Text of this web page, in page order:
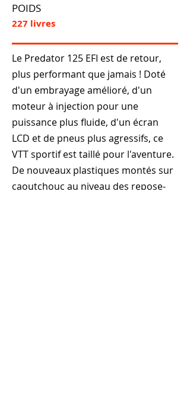
POIDS
227 livres
Le Predator 125 EFI est de retour,
plus performant que jamais ! Doté
d'un embrayage amélioré, d'un
moteur à injection pour une
puissance plus fluide, d'un écran
LCD et de pneus plus agressifs, ce
VTT sportif est taillé pour l'aventure.
De nouveaux plastiques montés sur
caoutchouc au niveau des repose-